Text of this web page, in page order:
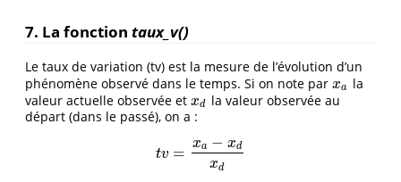
7. La fonction taux_v()
Le taux de variation (tv) est la mesure de l’évolution d’un
phénomène observé dans le temps. Si on note par xa
xa la
valeur actuelle observée et xd
xd la valeur observée au
départ (dans le passé), on a :
tv = xa − xd
xd
t v= a−xdxd